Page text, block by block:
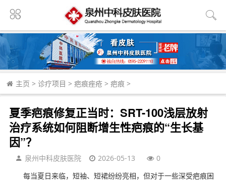
主页 > 诊疗项目 > 疤痕痤疮 > 疤痕 >
夏季疤痕修复正当时：SRT-100浅层放射
治疗系统如何阻断增生性疤痕的“生长基
因”？
泉州中科皮肤医院 2026-05-13
0
每当夏日来临，短袖、短裙纷纷亮相，但对于一些深受疤痕困